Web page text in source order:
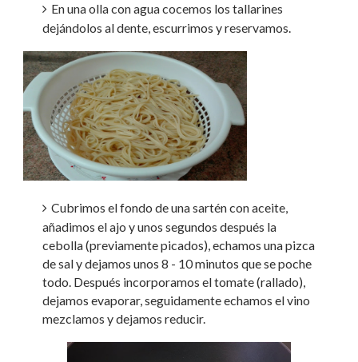
En una olla con agua cocemos los tallarines
dejándolos al dente, escurrimos y reservamos.
Cubrimos el fondo de una sartén con aceite,
añadimos el ajo y unos segundos después la
cebolla (previamente picados), echamos una pizca
de sal y dejamos unos 8 - 10 minutos que se poche
todo. Después incorporamos el tomate (rallado),
dejamos evaporar, seguidamente echamos el vino
mezclamos y dejamos reducir.